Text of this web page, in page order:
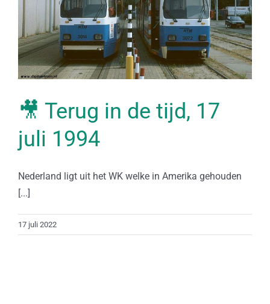
🎥 Terug in de tijd, 17
juli 1994
Nederland ligt uit het WK welke in Amerika gehouden
[...]
17 juli 2022